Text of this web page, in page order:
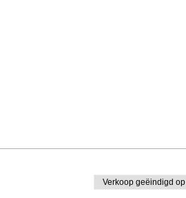
Verkoop geëindigd op